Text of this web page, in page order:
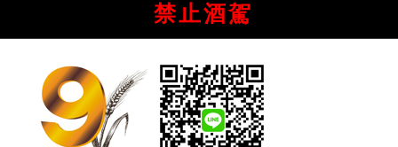
禁止酒駕